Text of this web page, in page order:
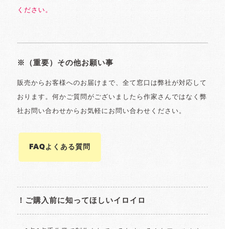
ください。
※（重要）その他お願い事
販売からお客様へのお届けまで、全て窓口は弊社が対応して
おります。何かご質問がございましたら作家さんではなく弊
社お問い合わせからお気軽にお問い合わせください。
FAQよくある質問
！ご購入前に知ってほしいイロイロ